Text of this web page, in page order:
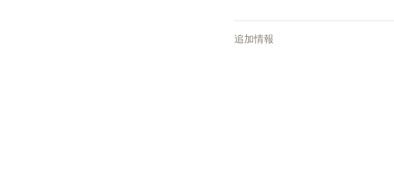
追加情報